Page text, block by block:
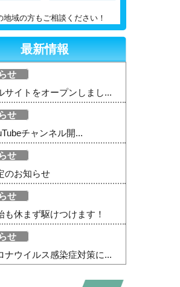
地域の方もご相談ください！
最新情報
せ
サイトをオープンしまし...
せ
チャンネル開...
せ
のお知らせ
せ
も休まず駆けつけます！
せ
ナウイルス感染症対策に...